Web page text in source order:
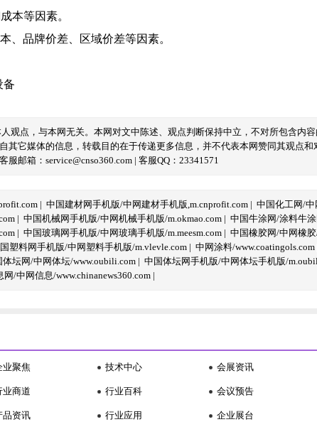
本等因素。
、品牌价差、区域价差等因素。
备
人观点，与本网无关。本网对文中陈述、观点判断保持中立，不对所包含
其它媒体的信息，转载目的在于传递更多信息，并不代表本网赞同其观点
服邮箱：service@cnso360.com | 客服QQ：23341571
| 中国建材网手机版/中网建材手机版,m.cnprofit.com | 中国化工网/中
| 中国机械网手机版/中网机械手机版/m.okmao.com | 中国牛涂网/涂料牛
| 中国玻璃网手机版/中网玻璃手机版/m.meesm.com | 中国橡胶网/中网橡
塑料网手机版/中网塑料手机版/m.vlevle.com | 中网涂料/www.coatingols.com
体坛网/中网体坛/www.oubili.com | 中国体坛网手机版/中网体坛手机版/
网/中网信息/www.chinanews360.com |
业聚焦
业商道
品资讯
技术中心
行业百科
行业应用
会展资讯
会议预告
企业展台